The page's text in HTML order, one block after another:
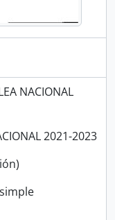
NACIONAL
2021-2023